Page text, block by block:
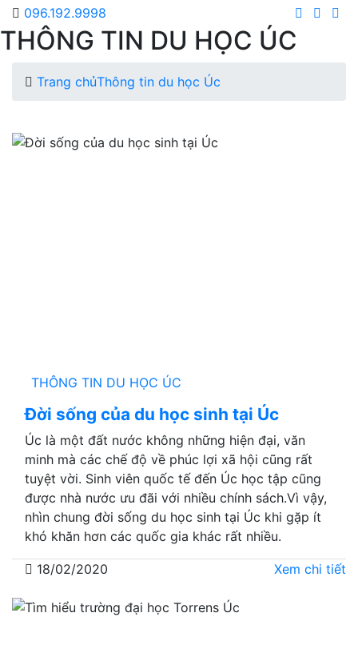
096.192.9998
THÔNG TIN DU HỌC ÚC
Trang chủThông tin du học Úc
THÔNG TIN DU HỌC ÚC
Đời sống của du học sinh tại Úc
Úc là một đất nước không những hiện đại, văn
minh mà các chế độ về phúc lợi xã hội cũng rất
tuyệt vời. Sinh viên quốc tế đến Úc học tập cũng
được nhà nước ưu đãi với nhiều chính sách.Vì vậy,
nhìn chung đời sống du học sinh tại Úc khi gặp ít
khó khăn hơn các quốc gia khác rất nhiều.
18/02/2020 Xem chi tiết